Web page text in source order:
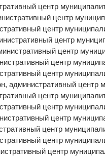
центр
центр
центр
центр
центр
центр
центр
административный центр
центр
центр
центр
центр
центр
центр